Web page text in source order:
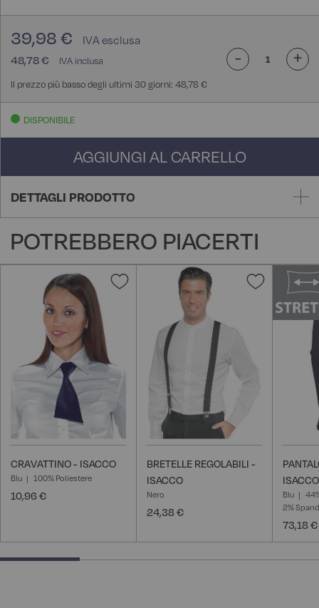
48,78 €
39,98 €
Il prezzo più basso degli ultimi 30 giorni: 48,78 €
- +
DISPONIBILE
AGGIUNGI AL CARRELLO
DETTAGLI PRODOTTO
POTREBBERO PIACERTI
Aggiungi
desideri
CRAVATTINO - ISACCO
Blu 100% Poliestere
10,96 €
Aggiungi
alla
lista
BRETELLE REGOLABILI -
ISACCO
Nero
24,38 €
ISACCO
Blu
2%
73,18 €
25% completed